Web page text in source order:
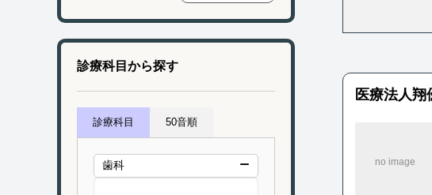
診療科目から探す
診療科目 50音順
歯科
医療法人